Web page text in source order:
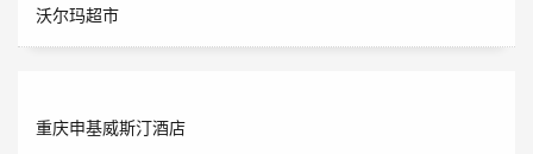
沃尔玛超市
重庆申基威斯汀酒店